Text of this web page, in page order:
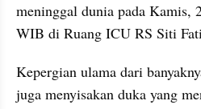
meninggal dunia pada Kamis,
WIB di Ruang ICU RS Siti
Kepergian ulama dari
juga menyisakan duka yang